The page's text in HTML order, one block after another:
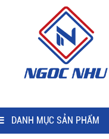
DANH MỤC SẢN PHẨM